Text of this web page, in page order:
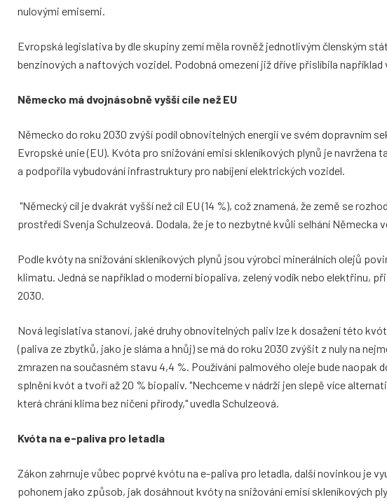
nulovými emisemi.
Evropská legislativa by dle skupiny zemí měla rovněž jednotlivým členským
benzinových a naftových vozidel. Podobná omezení již dříve přislíbila
Německo má dvojnásobně vyšší cíle než EU
Německo do roku 2030 zvýší podíl obnovitelných energií ve svém dopravním
Evropské unie (EU). Kvóta pro snižování emisí skleníkových plynů je navržena
a podpořila vybudování infrastruktury pro nabíjení elektrických vozidel.
"Německý cíl je dvakrát vyšší než cíl EU (14 %), což znamená, že země se
prostředí Svenja Schulzeová. Dodala, že je to nezbytné kvůli selhání Německa
Podle kvóty na snižování skleníkových plynů jsou výrobci minerálních olejů
klimatu. Jedná se například o moderní biopaliva, zelený vodík nebo elektřinu,
2030.
Nová legislativa stanoví, jaké druhy obnovitelných paliv lze k dosažení této
(paliva ze zbytků, jako je sláma a hnůj) se má do roku 2030 zvýšit z nuly na
zmrazen na současném stavu 4,4 %. Používání palmového oleje bude
splnění kvót a tvoří až 20 % biopaliv. "Nechceme v nádrži jen slepě více
která chrání klima bez ničení přírody," uvedla Schulzeová.
Kvóta na e-paliva pro letadla
Zákon zahrnuje vůbec poprvé kvótu na e-paliva pro letadla, další novinkou je
pohonem jako způsob, jak dosáhnout kvóty na snižování emisí skleníkových